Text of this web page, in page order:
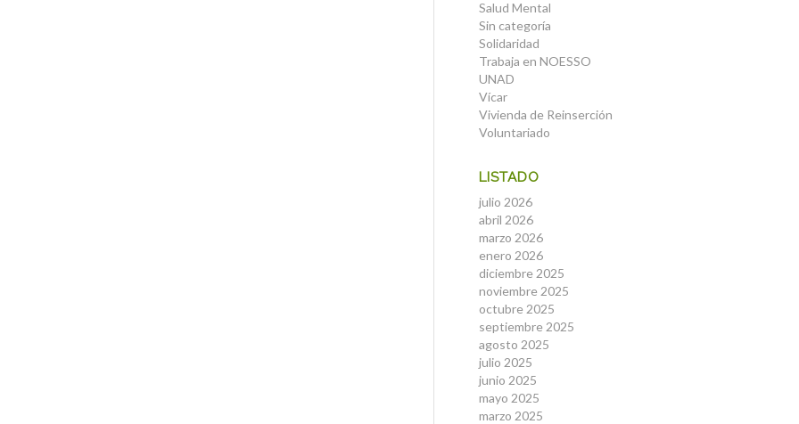
Salud Mental
Sin categoría
Solidaridad
Trabaja en NOESSO
UNAD
Vícar
Vivienda de Reinserción
Voluntariado
LISTADO
julio 2026
abril 2026
marzo 2026
enero 2026
diciembre 2025
noviembre 2025
octubre 2025
septiembre 2025
agosto 2025
julio 2025
junio 2025
mayo 2025
marzo 2025